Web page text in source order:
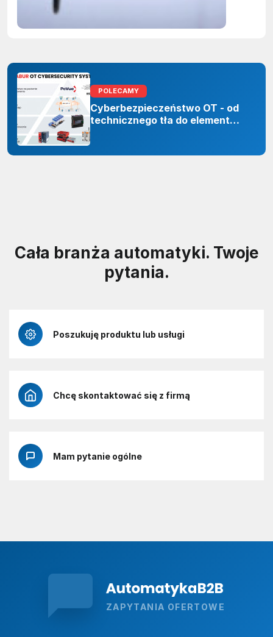
POLECAMY
Cyberbezpieczeństwo OT - od
technicznego tła do elementu
Cała branża automatyki. Twoje
pytania.
Poszukuję produktu lub usługi
Chcę skontaktować się z firmą
Mam pytanie ogólne
ZAPYTANIA OFERTOWE